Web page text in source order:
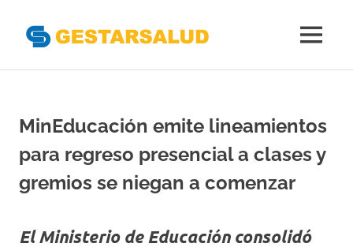
contenido
del
de
la
Salud
MENÚ
MinEducación emite lineamientos
para regreso presencial a clases y
gremios se niegan a comenzar
El Ministerio de Educación consolidó